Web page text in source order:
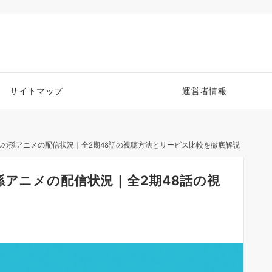
サイトマップ 運営者情報
孫アニメの配信状況｜全2期48話の視聴方法とサービス比較を徹底解説
ニメの配信状況｜全2期48話の視